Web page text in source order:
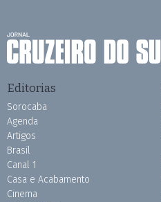
Editorias
Sorocaba
Agenda
Artigos
Brasil
Canal 1
Casa e Acabamento
Cinema